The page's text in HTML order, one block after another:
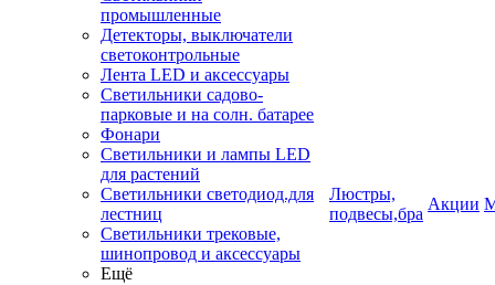
промышленные
Детекторы, выключатели
светоконтрольные
Лента LED и аксессуары
Светильники садово-
парковые и на солн. батарее
Фонари
Светильники и лампы LED
для растений
Светильники светодиод.для
лестниц
Светильники трековые,
шинопровод и аксессуары
Ещё
Люстры,
подвесы,бра
Акции